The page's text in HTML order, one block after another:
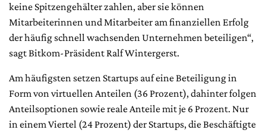
keine Spitzengehälter zahlen, aber sie können
Mitarbeiterinnen und Mitarbeiter am finanziellen Erfolg
der häufig schnell wachsenden Unternehmen beteiligen“,
sagt Bitkom-Präsident Ralf Wintergerst.
Am häufigsten setzen Startups auf eine Beteiligung in
Form von virtuellen Anteilen (36 Prozent), dahinter folgen
Anteilsoptionen sowie reale Anteile mit je 6 Prozent. Nur
in einem Viertel (24 Prozent) der Startups, die Beschäftigte